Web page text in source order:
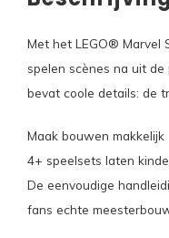
Met het LEGO® Marvel
spelen scènes na uit
bevat coole details: de
Maak bouwen makkelijk
4+ speelsets laten
De eenvoudige
fans echte